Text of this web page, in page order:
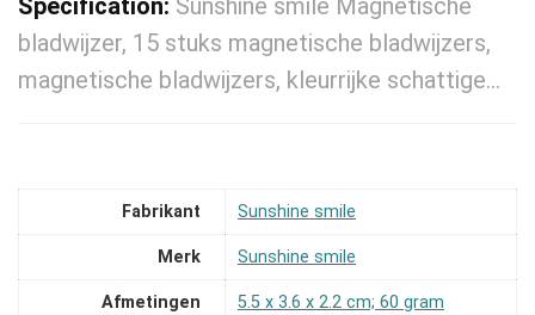
Specification: Sunshine smile Magnetische
bladwijzer, 15 stuks magnetische bladwijzers,
magnetische bladwijzers, kleurrijke schattige…
Fabrikant ‎Sunshine smile
Merk ‎Sunshine smile
Afmetingen
‎5.5 x 3.6 x 2.2 cm; 60 gram